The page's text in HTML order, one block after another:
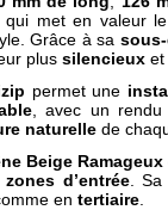
qui met en valeur le
Grâce à sa
plus silencieux et
permet une
, avec un rendu
naturelle de
Beige Ramageux
zones d’entrée. Sa
en tertiaire